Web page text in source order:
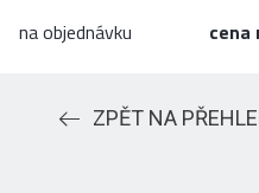
na objednávku cena
ZPĚT NA